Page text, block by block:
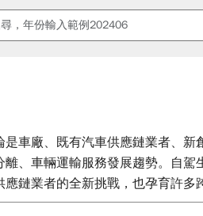
車廠、既有汽車供應鏈業者、
、車輛運輸服務發展趨勢。自
鏈業者的全新挑戰，也孕育許多